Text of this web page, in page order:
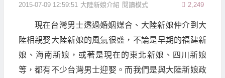
2015-07-09 12:59:51 大陸新娘介紹 2,249
閱讀模式
現在台灣男士透過婚姻媒合、大陸新娘仲介到大
陸相親娶大陸新娘的風氣很盛，不論是早期的福建新
娘、海南新娘，或著是現在的東北新娘、四川新娘
等，都有不少台灣男士迎娶。而我們是與大陸新娘政